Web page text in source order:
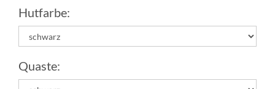
Hutfarbe:
Quaste: